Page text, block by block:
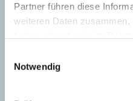
Partner führen diese
weiteren Daten
Notwendig
Meine
Dafür schlägt mein